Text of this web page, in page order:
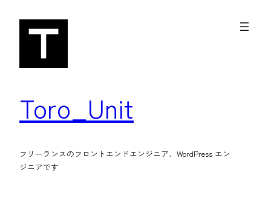
Toro_Unit
フリーランスのフロントエンドエンジニア、WordPress エン
ジニアです